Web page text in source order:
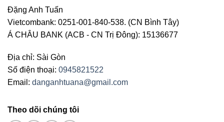
Đặng Anh Tuấn
Vietcombank: 0251-001-840-538. (CN Bình Tây)
Á CHÂU BANK (ACB - CN Trị Đông): 15136677
Địa chỉ: Sài Gòn
Số điện thoại: 0945821522
Email: danganhtuana@gmail.com
Theo dõi chúng tôi